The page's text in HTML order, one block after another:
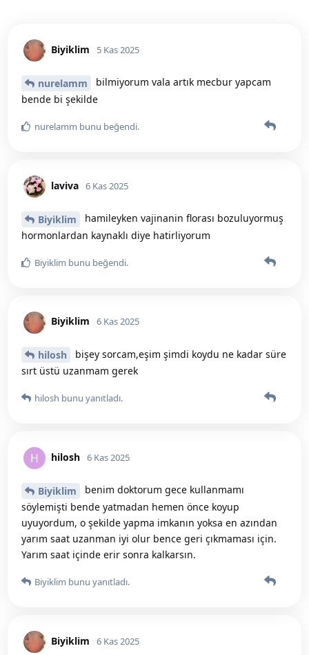
Biyiklim 5 Kas 2025
nurelamm
bilmiyorum vala artık mecbur yapcam
bende bi şekilde
nurelamm bunu beğendi.
laviva 6 Kas 2025
Biyiklim
hamileyken vajinanin florası bozuluyormuş
hormonlardan kaynaklı diye hatirliyorum
Biyiklim bunu beğendi.
Biyiklim 6 Kas 2025
hilosh
bişey sorcam,eşim şimdi koydu ne kadar süre
sırt üstü uzanmam gerek
hilosh bunu yanıtladı.
H hilosh 6 Kas 2025
Biyiklim
benim doktorum gece kullanmamı
söylemişti bende yatmadan hemen önce koyup
uyuyordum, o şekilde yapma imkanın yoksa en azından
yarım saat uzanman iyi olur bence geri çıkmaması için.
Yarım saat içinde erir sonra kalkarsın.
Biyiklim bunu yanıtladı.
Biyiklim 6 Kas 2025